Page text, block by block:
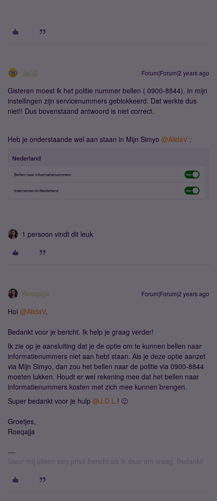
JanD Forum|Forum|2 years ago
Gisteren moest ik het politie nummer bellen ( 0900-8844). In mijn
instellingen zijn servicenummers geblokkeerd. Dat werkte dus
niet!! Dus bovenstaand antwoord is niet correct.
Heb je onderstaande wel aan staan in Mijn Simyo @AlidaV :
1 persoon vindt dit leuk
Roeqajja Forum|Forum|2 years ago
Hoi @AlidaV,
Bedankt voor je bericht. Ik help je graag verder!
Ik zie op je aansluiting dat je de optie om te kunnen bellen naar
informatienummers niet aan hebt staan. Als je deze optie aanzet
via Mijn Simyo, dan zou het bellen naar de politie via 0900-8844
moeten lukken. Houdt er wel rekening mee dat het bellen naar
informatienummers kosten met zich mee kunnen brengen.
Super bedankt voor je hulp @J.D.L.! 🙂
Groetjes,
Roeqajja
Stuur mij alleen een privé bericht als ik daar om vraag. Bedankt!